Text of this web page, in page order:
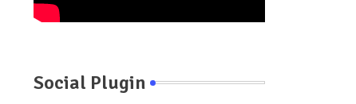
Social Plugin